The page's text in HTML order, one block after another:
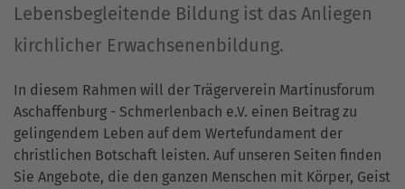
Lebensbegleitende Bildung ist das Anliegen
kirchlicher Erwachsenenbildung.
In diesem Rahmen will der Trägerverein Martinusforum
Aschaffenburg - Schmerlenbach e.V. einen Beitrag zu
gelingendem Leben auf dem Wertefundament der
christlichen Botschaft leisten. Auf unseren Seiten finden
Sie Angebote, die den ganzen Menschen mit Körper, Geist